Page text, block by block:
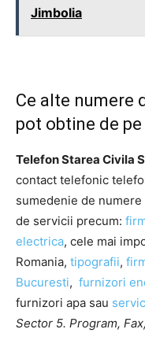
Jimbolia
Ce alte numere
pot obtine de
Telefon Starea Civila
contact telefonic
sumedenie de
de servicii precum:
electrica, cele mai
Romania, tipografii,
Bucuresti, furnizori
furnizori apa sau
Sector 5. Program,